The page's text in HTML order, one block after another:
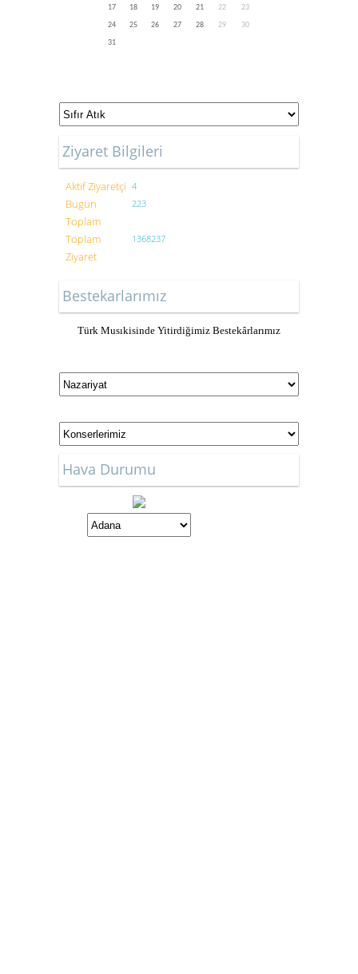
17
18 19 20 21 22
23
24
25 26 27 28 29
30
31
Ziyaret Bilgileri
Aktif Ziyaretçi 4
Bugün
Toplam
223
Toplam
Ziyaret
1368237
Bestekarlarımız
Türk Musıkisinde Yitirdiğimiz Bestekârlarımız
Hava Durumu